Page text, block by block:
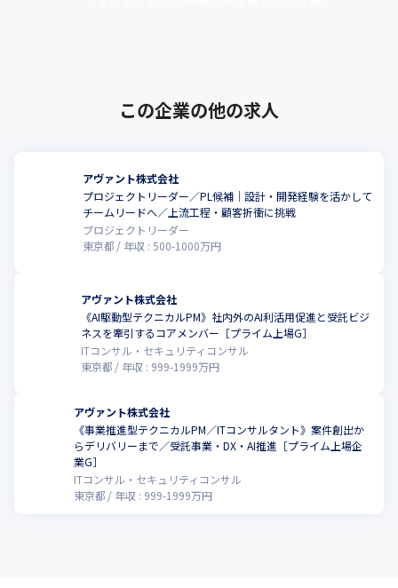
もちろん登壇希望の方も大歓迎！
■AMEBA会議
エンジニアと営業の連携を深める会議を約月1で実施しています。
現場での業務内容や課題、担当営業への相談ができる場なので、
じっくり話し合いましょう！
やっぱりがんばったことは正当に評価してもらいたい！
日々の頑張りや成果を公正に給与や賞与へと連動させるための人
事評価制度があります。
キャリア診断をしながら自分自身の目標を管理し、半年に一回そ
れを見直す機会を作っています。
自分に合った勉強の仕方が学べるコンテンツとして用意していま
当社には90以上の奨励資格がありますが、どのようなものが推奨
されていて、どんな人がどのように取得したかを一覧にしていま
この企業の他の求人
アヴァント株式会社
プロジェクトリーダー／PL候補｜設計・開発経験を活かして
チームリードへ／上流工程・顧客折衝に挑戦
プロジェクトリーダー
東京都
年収 : 500-1000万円
アヴァント株式会社
《AI駆動型テクニカルPM》社内外のAI利活用促進と受託ビジ
ネスを牽引するコアメンバー［プライム上場G］
ITコンサル・セキュリティコンサル
東京都
年収 : 999-1999万円
アヴァント株式会社
《事業推進型テクニカルPM／ITコンサルタント》案件創出か
らデリバリーまで／受託事業・DX・AI推進［プライム上場企
業G］
ITコンサル・セキュリティコンサル
東京都
年収 : 999-1999万円